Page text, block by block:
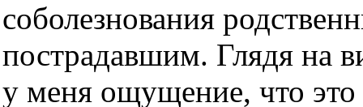
соболезнования
пострадавшим. Глядя на
у меня ощущение, что это